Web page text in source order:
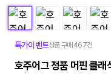
특가이벤트상품 구매 467건
호주어그 정품 머핀 클래